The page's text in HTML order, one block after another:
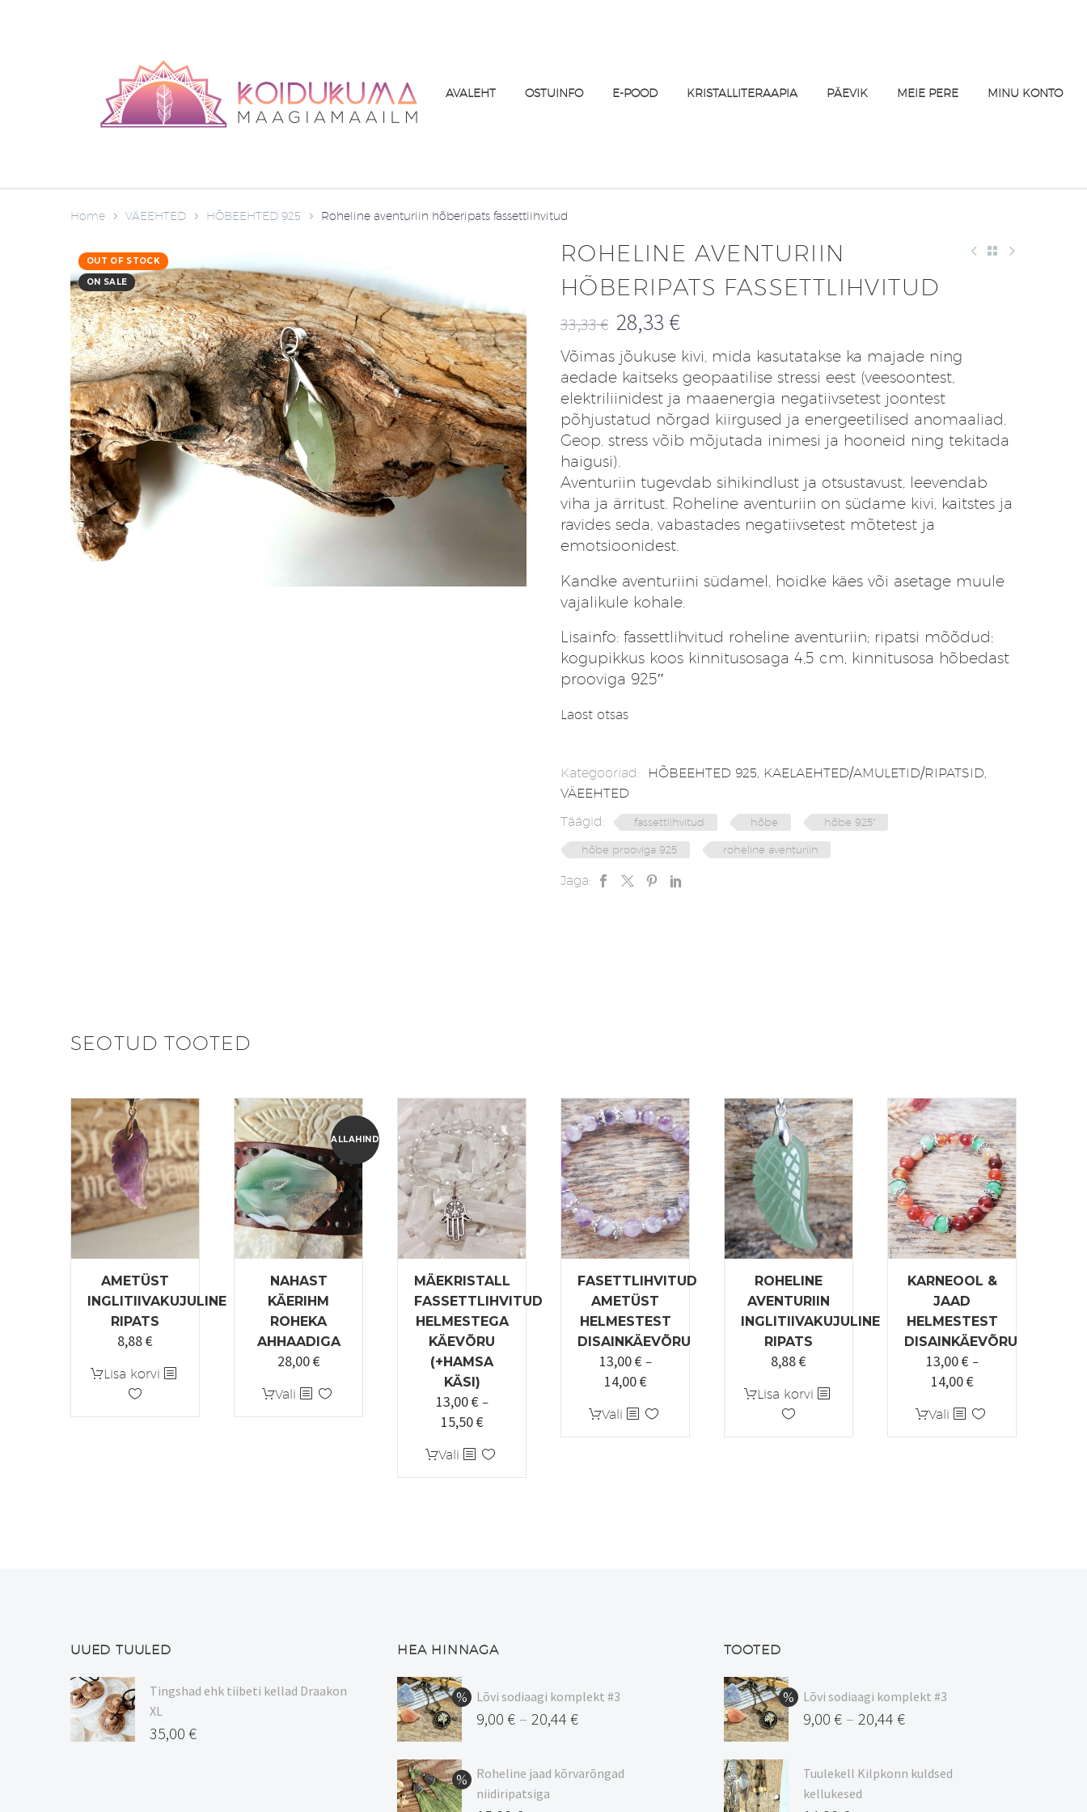
AVALEHT OSTUINFO E-POOD KRISTALLITERAAPIA PÄEVIK MEIE PERE MINU KONTO
Home VÄEEHTED HÕBEEHTED 925 Roheline aventuriin hõberipats fassettlihvitud
OUT OF STOCK
ON SALE
ROHELINE AVENTURIIN
HÕBERIPATS FASSETTLIHVITUD
33,33€
Algne
hind
oli:
33,33 €.
28,33 €
Praegune
hind
on:
28,33 €.
Võimas jõukuse kivi, mida kasutatakse ka majade ning
aedade kaitseks geopaatilise stressi eest (veesoontest,
elektriliinidest ja maaenergia negatiivsetest joontest
põhjustatud nõrgad kiirgused ja energeetilised anomaaliad.
Geop. stress võib mõjutada inimesi ja hooneid ning tekitada
haigusi).
Aventuriin tugevdab sihikindlust ja otsustavust, leevendab
viha ja ärritust. Roheline aventuriin on südame kivi, kaitstes ja
ravides seda, vabastades negatiivsetest mõtetest ja
emotsioonidest.
Kandke aventuriini südamel, hoidke käes või asetage muule
vajalikule kohale.
Lisainfo: fassettlihvitud roheline aventuriin; ripatsi mõõdud:
kogupikkus koos kinnitusosaga 4,5 cm, kinnitusosa hõbedast
prooviga 925″
Laost otsas
Kategooriad: HÕBEEHTED 925, KAELAEHTED/AMULETID/RIPATSID,
VÄEEHTED
Täägid:
fassettlihvitud hõbe hõbe 925"
hõbe prooviga 925 roheline aventuriin
Jaga:
SEOTUD TOOTED
AMETÜST
INGLITIIVAKUJULINE
RIPATS
8,88€
Lisa korvi
ALLAHINDLUS!
NAHAST
KÄERIHM
ROHEKA
AHHAADIGA
Algne
oli:
35,00 €.
28,00€Praegune
on:
28,00 €.
Vali Sellel
tootel
MÄEKRISTALL
FASSETTLIHVITUD
HELMESTEGA
KÄEVÕRU
(+HAMSA
KÄSI)
13,00€ –
15,50€Hinnavahemik:
kuni
15,50 €
Vali Sellel
tootel
FASETTLIHVITUD
AMETÜST
HELMESTEST
DISAINKÄEVÕRU
13,00€ –
14,00€Hinnavahemik:
kuni
14,00 €
Vali Sellel
tootel
ROHELINE
AVENTURIIN
INGLITIIVAKUJULINE
RIPATS
8,88€
Lisa korvi
KARNEOOL &
JAAD
HELMESTEST
DISAINKÄEVÕRU
13,00€ –
14,00€Hinnavahemik:
kuni
14,00 €
Vali Sellel
tootel
UUED TUULED
Tingshad ehk tiibeti kellad Draakon
XL
35,00 €
HEA HINNAGA
Lõvi sodiaagi komplekt #3
9,00 € – 20,44 €
9,00 €
kuni
Roheline jaad kõrvarõngad
niidiripatsiga
TOOTED
Lõvi sodiaagi komplekt #3
9,00 € – 20,44 €
9,00 €
kuni
Tuulekell Kilpkonn kuldsed
kellukesed